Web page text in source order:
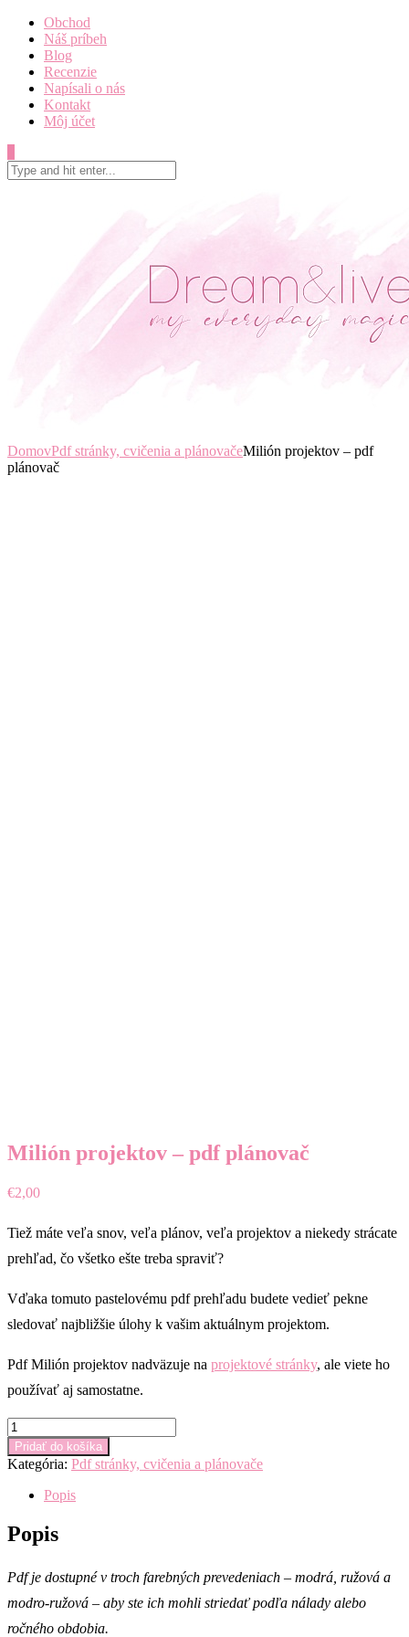
Obchod
Náš príbeh
Blog
Recenzie
Napísali o nás
Kontakt
Môj účet
DomovPdf stránky, cvičenia a plánovačeMilión projektov – pdf
plánovač
Milión projektov – pdf plánovač
€2,00
Tiež máte veľa snov, veľa plánov, veľa projektov a niekedy strácate
prehľad, čo všetko ešte treba spraviť?
Vďaka tomuto pastelovému pdf prehľadu budete vedieť pekne
sledovať najbližšie úlohy k vašim aktuálnym projektom.
Pdf Milión projektov nadväzuje na projektové stránky, ale viete ho
používať aj samostatne.
množstvo
Milión
projektov
-
plánovač
Pridať do košíka
Kategória: Pdf stránky, cvičenia a plánovače
Popis
Popis
Pdf je dostupné v troch farebných prevedeniach – modrá, ružová a
modro-ružová – aby ste ich mohli striedať podľa nálady alebo
ročného obdobia.